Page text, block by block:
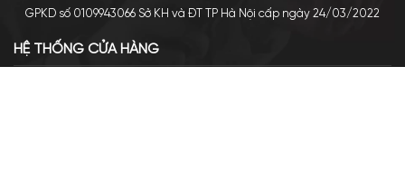
GPKD số 0109943066 Sở KH và ĐT TP Hà Nội cấp ngày 24/03/2022
HỆ THỐNG CỬA HÀNG